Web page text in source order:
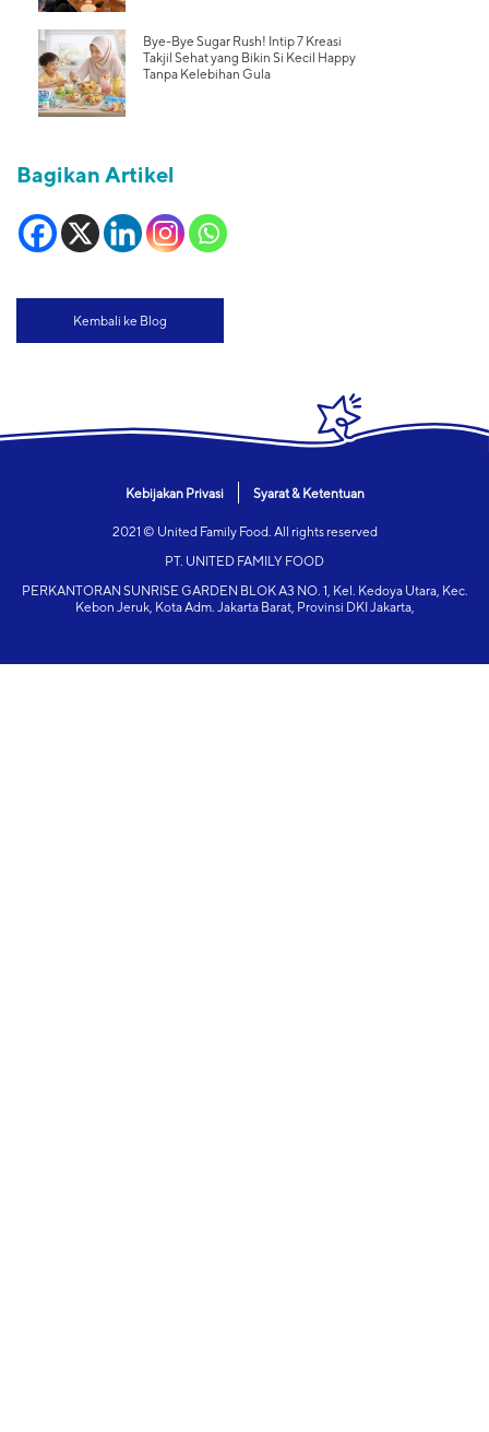
Bye-Bye Sugar Rush! Intip 7 Kreasi
Takjil Sehat yang Bikin Si Kecil Happy
Tanpa Kelebihan Gula
Bagikan Artikel
Kembali ke Blog
Kebijakan Privasi Syarat & Ketentuan
2021 © United Family Food. All rights reserved
PT. UNITED FAMILY FOOD
PERKANTORAN SUNRISE GARDEN BLOK A3 NO. 1, Kel. Kedoya Utara, Kec.
Kebon Jeruk, Kota Adm. Jakarta Barat, Provinsi DKI Jakarta,